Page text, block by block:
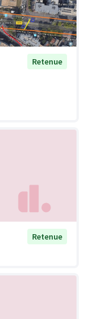
Retenue
Retenue